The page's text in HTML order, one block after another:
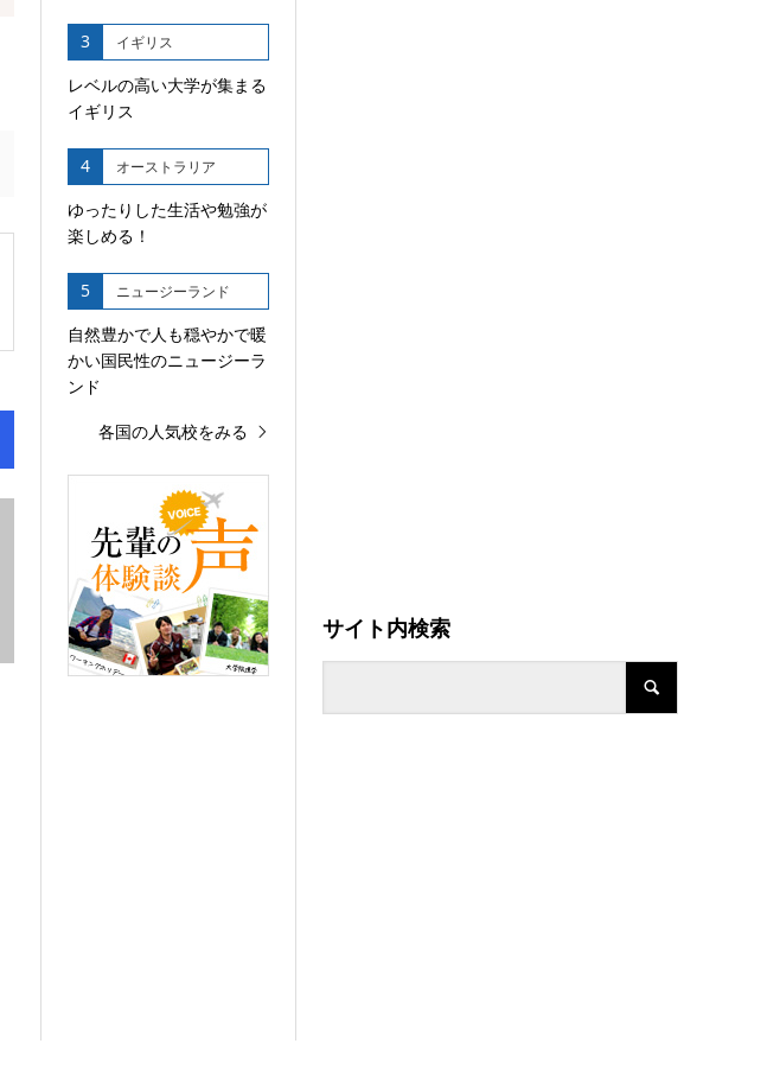
3 イギリス
レベルの高い大学が集まる
イギリス
4 オーストラリア
ゆったりした生活や勉強が
楽しめる！
5 ニュージーランド
自然豊かで人も穏やかで暖
かい国民性のニュージーラ
ンド
各国の人気校をみる
サイト内検索